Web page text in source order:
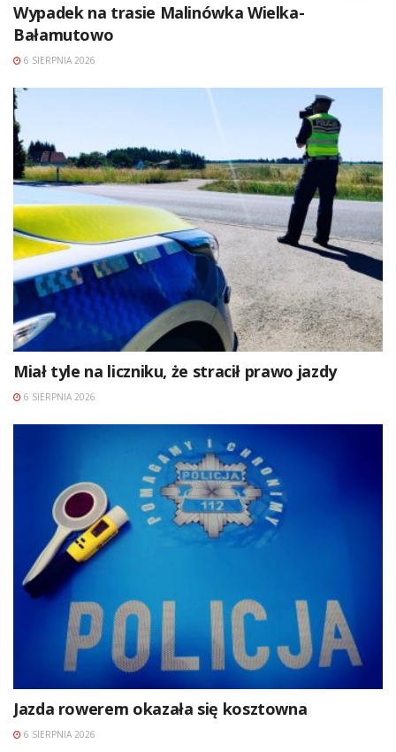
Wypadek na trasie Malinówka Wielka-
Bałamutowo
6 SIERPNIA 2026
Miał tyle na liczniku, że stracił prawo jazdy
6 SIERPNIA 2026
Jazda rowerem okazała się kosztowna
6 SIERPNIA 2026